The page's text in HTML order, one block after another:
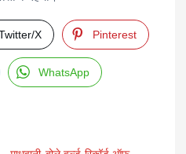
X Pinterest
WhatsApp